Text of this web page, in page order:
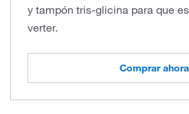
y tampón tris-glicina para que
verter.
Comprar ahora